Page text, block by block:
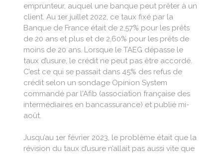
emprunteur, auquel une banque peut prêter à un
client. Au 1er juillet 2022, ce taux fixé par la
Banque de France était de 2,57% pour les prêts
de 20 ans et plus et de 2,60% pour les prêts de
moins de 20 ans. Lorsque le TAEG dépasse le
taux d’usure, le crédit ne peut pas être accordé.
C’est ce qui se passait dans 45% des refus de
crédit selon un sondage Opinion System
commandé par l'Afib (association française des
intermédiaires en bancassurance) et publié mi-
août.
Jusqu’au 1er février 2023, le problème était que la
révision du taux d’usure n’allait pas aussi vite que